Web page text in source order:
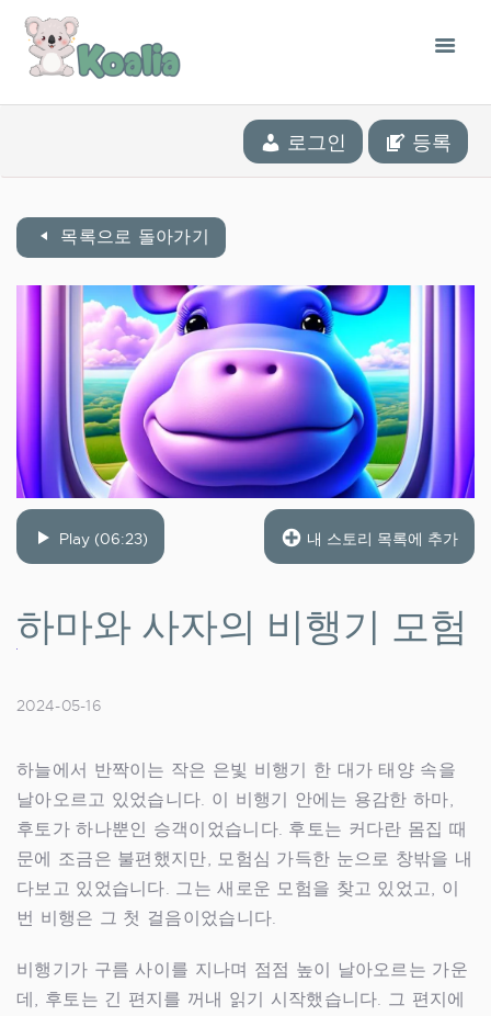
개념
도서관
CONTACT
한국어
로그인 등록
목록으로 돌아가기
Play (06:23) 내 스토리 목록에 추가
하마와 사자의 비행기 모험
2024-05-16
하늘에서 반짝이는 작은 은빛 비행기 한 대가 태양 속을
날아오르고 있었습니다. 이 비행기 안에는 용감한 하마,
후토가 하나뿐인 승객이었습니다. 후토는 커다란 몸집 때
문에 조금은 불편했지만, 모험심 가득한 눈으로 창밖을 내
다보고 있었습니다. 그는 새로운 모험을 찾고 있었고, 이
번 비행은 그 첫 걸음이었습니다.
비행기가 구름 사이를 지나며 점점 높이 날아오르는 가운
데, 후토는 긴 편지를 꺼내 읽기 시작했습니다. 그 편지에